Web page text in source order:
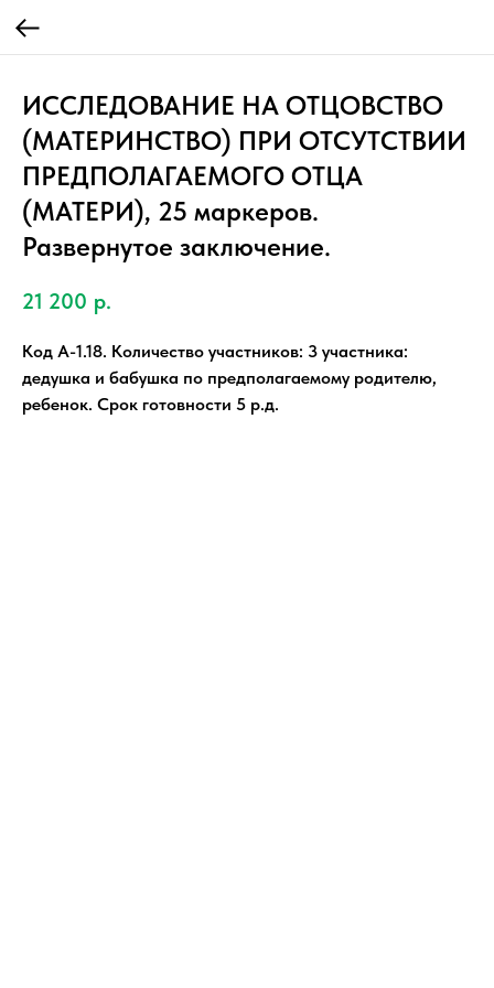
ИССЛЕДОВАНИЕ НА ОТЦОВСТВО
(МАТЕРИНСТВО) ПРИ ОТСУТСТВИИ
ПРЕДПОЛАГАЕМОГО ОТЦА
(МАТЕРИ), 25 маркеров.
Развернутое заключение.
21 200 р.
Код А-1.18. Количество участников: 3 участника:
дедушка и бабушка по предполагаемому родителю,
ребенок. Срок готовности 5 р.д.